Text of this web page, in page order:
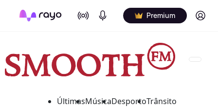
On Air Podcasts Premium Log in
ÚltimasMúsicaDesportoTrânsito